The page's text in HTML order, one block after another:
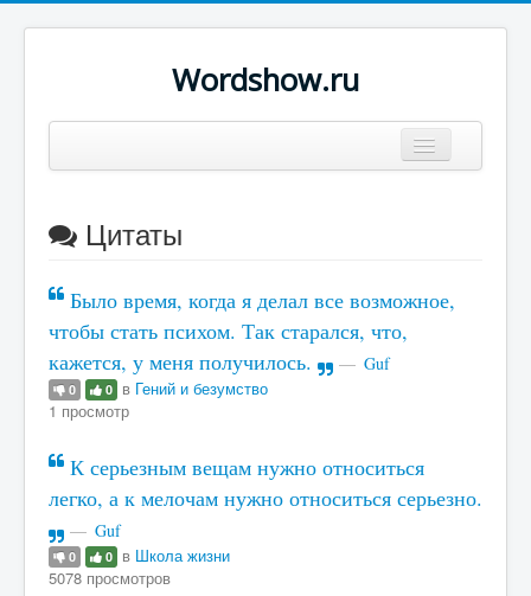
Wordshow.ru
Популярные цитаты
Поиск
Цитаты
Было время, когда я делал все возможное,
чтобы стать психом. Так старался, что,
кажется, у меня получилось.
Guf
0 0 в Гений и безумство
1 просмотр
К серьезным вещам нужно относиться
легко, а к мелочам нужно относиться серьезно.
Guf
0 0 в Школа жизни
5078 просмотров